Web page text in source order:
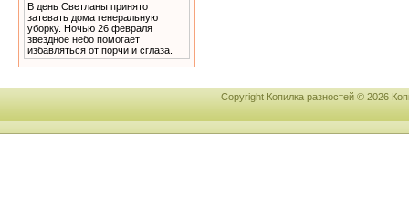
В день Светланы принято
затевать дома генеральную
уборку. Ночью 26 февраля
звездное небо помогает
избавляться от порчи и сглаза.
Copyright Копилка разностей © 2026